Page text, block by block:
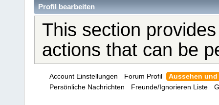
Profil bearbeiten
This section
actions that can be
Account Einstellungen Forum Profil
Aussehen
Persönliche Nachrichten
Freunde/Ignorieren Liste